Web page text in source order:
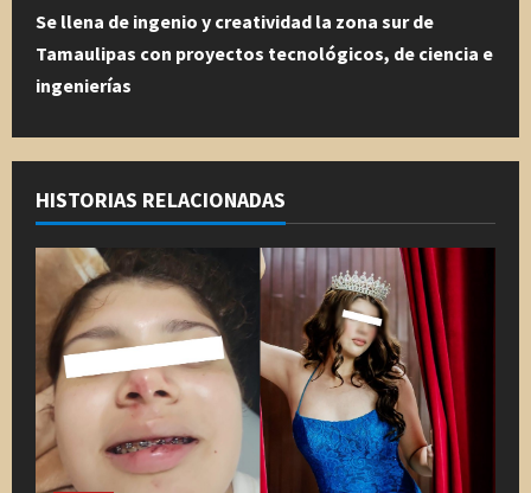
u
e
e
y
e
n
d
o
Se llena de ingenio y creatividad la zona sur de
Tamaulipas con proyectos tecnológicos, de ciencia e
ingenierías
HISTORIAS RELACIONADAS